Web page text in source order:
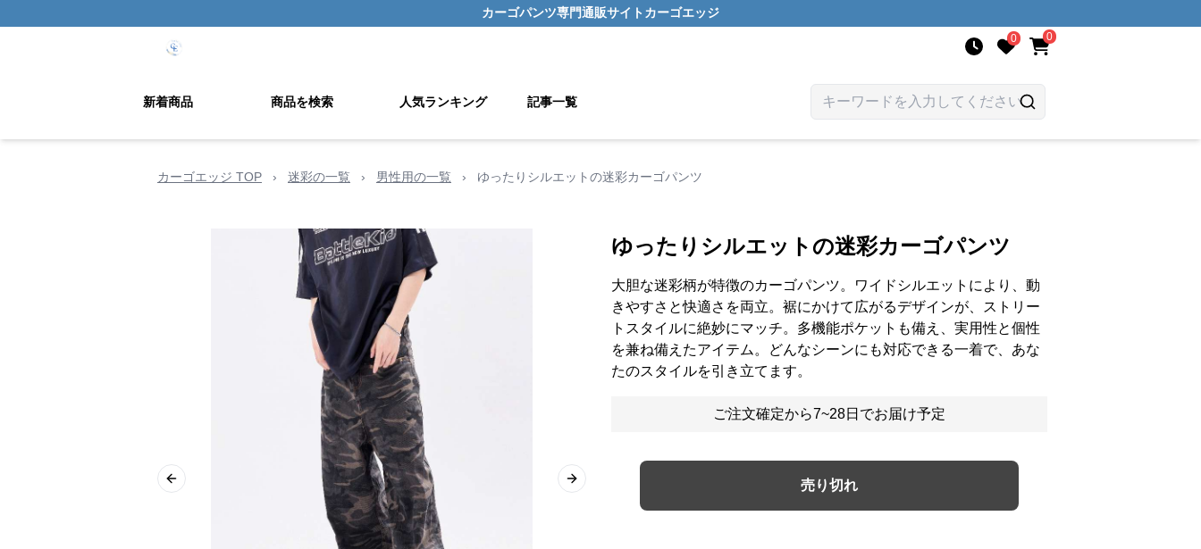
カーゴパンツ専門通販サイト カーゴエッジ
0 0
新着商品 商品を検索 人気ランキング 記事一覧
カーゴエッジ TOP › 迷彩の一覧 › 男性用の一覧 › ゆったりシルエットの迷彩カーゴパンツ
Previous slide Next slide
ゆったりシルエットの迷彩カーゴパンツ
大胆な迷彩柄が特徴のカーゴパンツ。ワイドシルエットにより、動
きやすさと快適さを両立。裾にかけて広がるデザインが、ストリー
トスタイルに絶妙にマッチ。多機能ポケットも備え、実用性と個性
を兼ね備えたアイテム。どんなシーンにも対応できる一着で、あな
たのスタイルを引き立てます。
ご注文確定から7~28日でお届け予定
売り切れ